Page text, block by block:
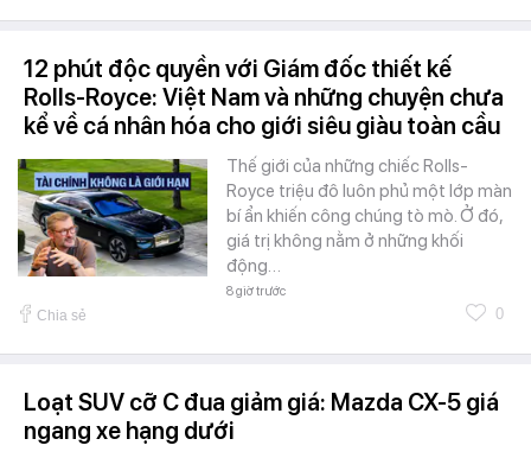
12 phút độc quyền với Giám đốc thiết kế
Rolls-Royce: Việt Nam và những chuyện chưa
kể về cá nhân hóa cho giới siêu giàu toàn cầu
Thế giới của những chiếc Rolls-
Royce triệu đô luôn phủ một lớp màn
bí ẩn khiến công chúng tò mò. Ở đó,
giá trị không nằm ở những khối
động…
8 giờ trước
Chia sẻ 0
Loạt SUV cỡ C đua giảm giá: Mazda CX-5 giá
ngang xe hạng dưới